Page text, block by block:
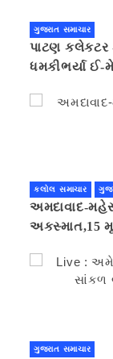
ગુજરાત સમાચાર
પાટણ કલેકટર
કલોલ સમાચાર
અમદાવાદ-
અકસ્માત,15
ગુજરાત સમાચાર